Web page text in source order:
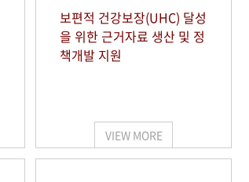
보편적 건강보장(UHC) 달성
을 위한 근거자료 생산 및 정
책개발 지원
VIEW MORE